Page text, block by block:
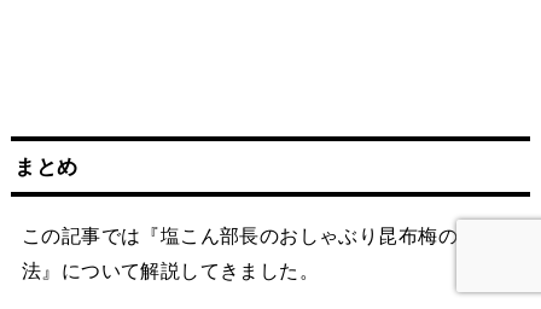
まとめ
この記事では『塩こん部長のおしゃぶり昆布梅の購入方
法』について解説してきました。